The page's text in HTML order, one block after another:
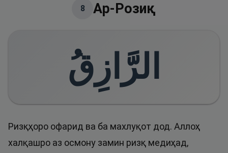
8 Ар-Розиқ
الرَّازِقُ
Ризқҳоро офарид ва ба махлуқот дод. Аллоҳ
халқашро аз осмону замин ризқ медиҳад,